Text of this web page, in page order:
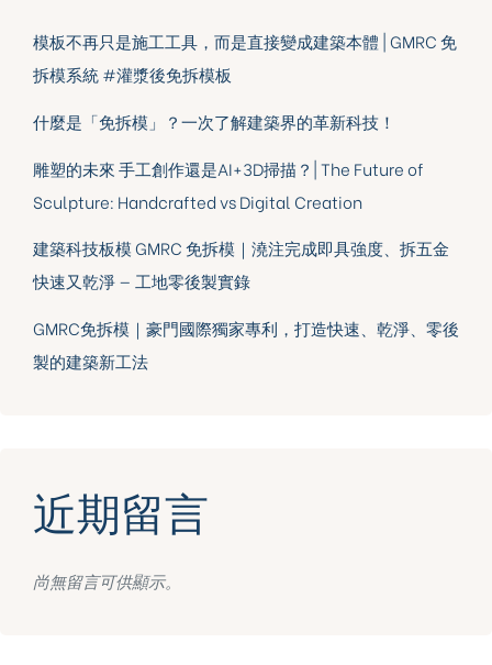
模板不再只是施工工具，而是直接變成建築本體 | GMRC 免
拆模系統 #灌漿後免拆模板
什麼是「免拆模」？一次了解建築界的革新科技！
雕塑的未來 手工創作還是AI+3D掃描？| The Future of
Sculpture: Handcrafted vs Digital Creation
建築科技板模 GMRC 免拆模｜澆注完成即具強度、拆五金
快速又乾淨 — 工地零後製實錄
GMRC免拆模｜豪門國際獨家專利，打造快速、乾淨、零後
製的建築新工法
近期留言
尚無留言可供顯示。